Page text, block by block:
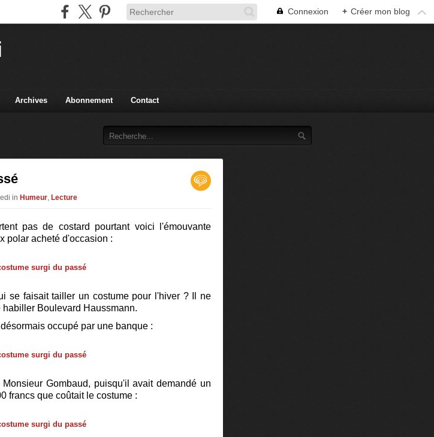
Connexion + Créer mon blog
Archives Abonnement Contact
in Humeur, Lecture
pas de costard pourtant voici l'émouvante
polar acheté d'occasion :
se faisait tailler un costume pour l'hiver ? Il ne
Boulevard Haussmann.
occupé par une banque :
Monsieur Gombaud, puisqu'il avait demandé un
francs que coûtait le costume :